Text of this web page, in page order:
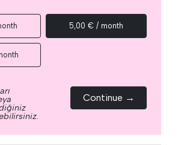
5,00 € / month
Continue →